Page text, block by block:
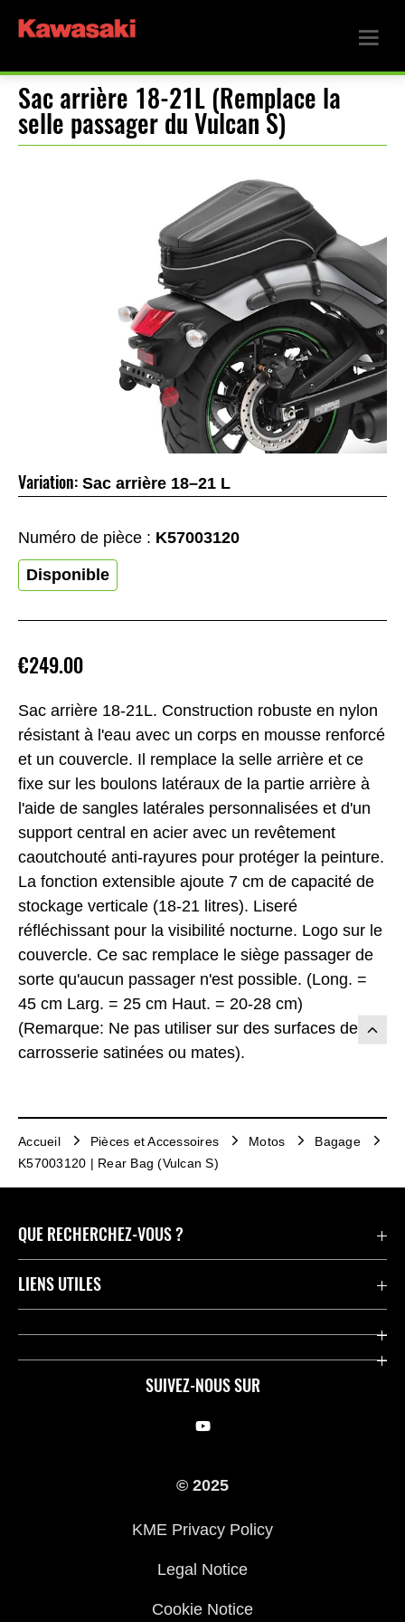
Sac arrière 18-21L (Remplace la
selle passager du Vulcan S)
Sac arrière 18-21L. Construction robuste en nylon
résistant à l'eau avec un corps en mousse renforcé
et un couvercle. Il remplace la selle arrière et ce
fixe sur les boulons latéraux de la partie arrière à
l'aide de sangles latérales personnalisées et d'un
support central en acier avec un revêtement
caoutchouté anti-rayures pour protéger la peinture.
La fonction extensible ajoute 7 cm de capacité de
stockage verticale (18-21 litres). Liseré
réfléchissant pour la visibilité nocturne. Logo sur le
couvercle. Ce sac remplace le siège passager de
sorte qu'aucun passager n'est possible. (Long. =
45 cm Larg. = 25 cm Haut. = 20-28 cm)
(Remarque: Ne pas utiliser sur des surfaces de
carrosserie satinées ou mates).
€249.00
Variation: Sac arrière 18–21 L
Numéro de pièce : K57003120
Disponible
Accueil Pièces et Accessoires Motos
Bagage
K57003120 | Rear Bag (Vulcan S)
SUIVEZ-NOUS SUR
QUE RECHERCHEZ-VOUS ?
Motos
Compétition
LIENS UTILES
Press
© 2025
KME Privacy Policy
Legal Notice
Cookie Notice